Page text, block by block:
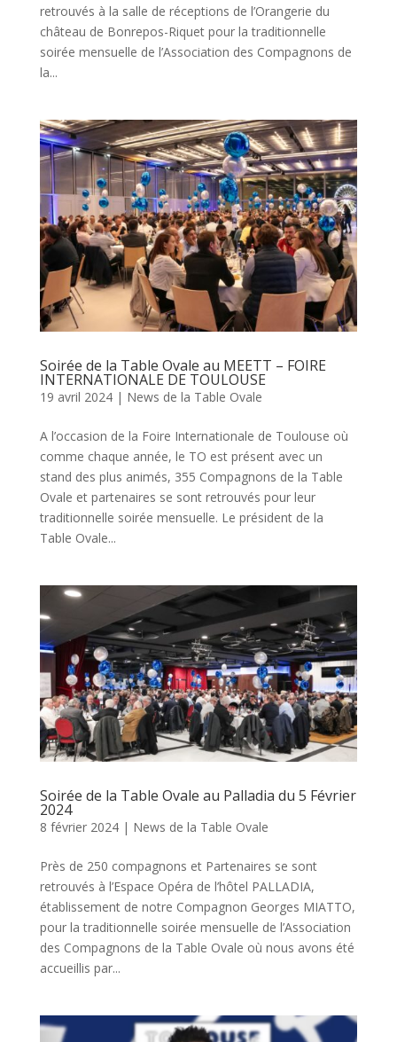
retrouvés à la salle de réceptions de l’Orangerie du
château de Bonrepos-Riquet pour la traditionnelle
soirée mensuelle de l’Association des Compagnons de
la...
Soirée de la Table Ovale au MEETT – FOIRE
INTERNATIONALE DE TOULOUSE
19 avril 2024| News de la Table Ovale
A l’occasion de la Foire Internationale de Toulouse où
comme chaque année, le TO est présent avec un
stand des plus animés, 355 Compagnons de la Table
Ovale et partenaires se sont retrouvés pour leur
traditionnelle soirée mensuelle. Le président de la
Table Ovale...
Soirée de la Table Ovale au Palladia du 5 Février
2024
8 février 2024| News de la Table Ovale
Près de 250 compagnons et Partenaires se sont
retrouvés à l’Espace Opéra de l’hôtel PALLADIA,
établissement de notre Compagnon Georges MIATTO,
pour la traditionnelle soirée mensuelle de l’Association
des Compagnons de la Table Ovale où nous avons été
accueillis par...